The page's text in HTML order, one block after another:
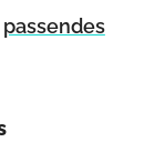
passendes